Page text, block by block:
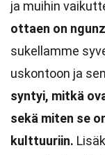
ja muihin
ottaen on
sukellamme
uskontoon ja
syntyi, mitkä
sekä miten se
kulttuuriin.